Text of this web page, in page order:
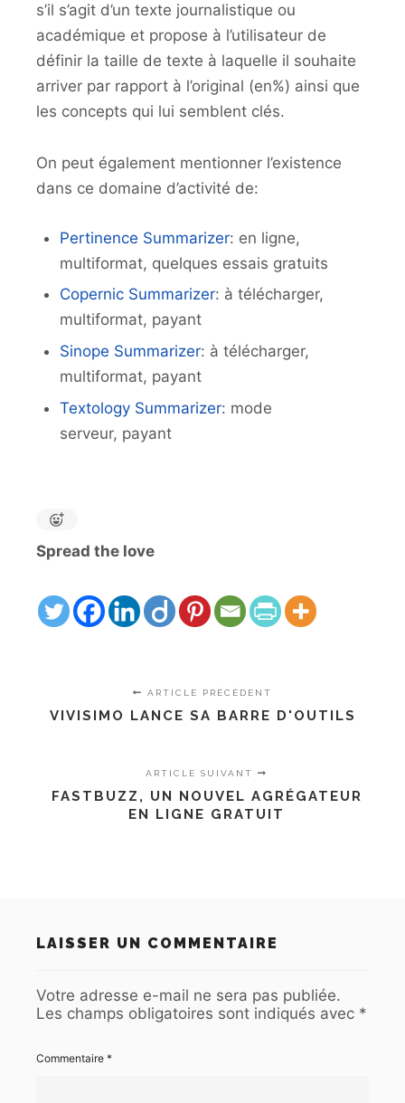
s’il s’agit d’un texte journalistique ou
académique et propose à l’utilisateur de
définir la taille de texte à laquelle il souhaite
arriver par rapport à l’original (en%) ainsi que
les concepts qui lui semblent clés.
On peut également mentionner l’existence
dans ce domaine d’activité de:
Pertinence Summarizer: en ligne,
multiformat, quelques essais gratuits
Copernic Summarizer: à télécharger,
multiformat, payant
Sinope Summarizer: à télécharger,
multiformat, payant
Textology Summarizer: mode
serveur, payant
Spread the love
ARTICLE PRÉCÉDENT
VIVISIMO LANCE SA BARRE D'OUTILS
ARTICLE SUIVANT
FASTBUZZ, UN NOUVEL AGRÉGATEUR
EN LIGNE GRATUIT
LAISSER UN COMMENTAIRE
Votre adresse e-mail ne sera pas publiée.
Les champs obligatoires sont indiqués avec *
Commentaire *